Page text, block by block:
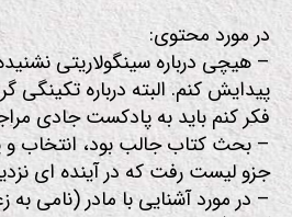
در مورد محتوی:
– هیچی درباره سینگولاریتی
پیدایش کنم. البته درباره تکینگی
فکر کنم باید به پادکست جادی
– بحث کتاب جالب بود، انتخاب و
جزو لیست رفت که در آینده ای
– در مورد آشنایی با مادر (نامی